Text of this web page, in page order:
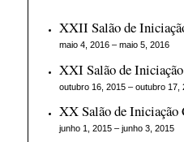
XXII Salão de
maio 4, 2016 – maio 5, 2016
XXI Salão de
outubro 16, 2015 – outubro 17,
XX Salão de Iniciação
junho 1, 2015 – junho 3, 2015